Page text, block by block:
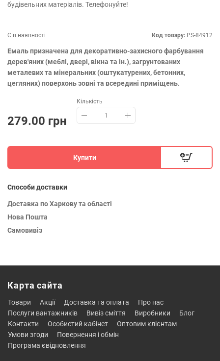
будівельних матеріалів. Телефонуйте!
Є в наявності Код товару: PS-84912
Емаль призначена для декоративно-захисного фарбування
дерев'яних (меблі, двері, вікна та ін.), загрунтованих
металевих та мінеральних (оштукатурених, бетонних,
цегляних) поверхонь зовні та всередині приміщень.
279.00 грн
Кількість
Купити
Способи доставки
Доставка по Харкову та області
Нова Пошта
Самовивіз
Карта сайта
товари акції доставка та оплата
про нас
послуги вантажників
вивіз сміття виробники
блог
контакти
особистий кабінет
оптовим клієнтам
умови згоди
повернення і обмін
програма євідновлення